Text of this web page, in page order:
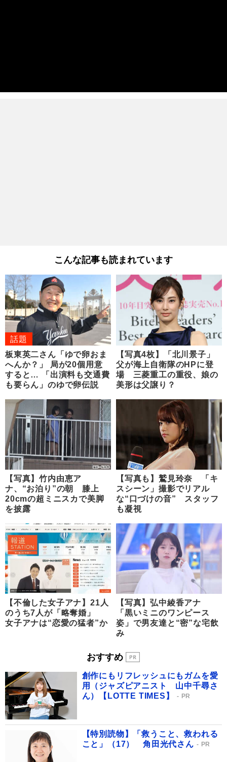
こんな記事も読まれています
話題
板東英二さん「ゆで卵おま
へんか？」 局が20個用意
すると… 「出演料も交通費
も要らん」のゆで卵伝説
【写真4枚】「北川景子」
父が海上自衛隊のHPに登
場 三菱重工の重役、娘の
美形は父譲り？
【写真】竹内由恵ア
ナ、“お泊り”の朝 膝上
20cmの超ミニスカで美脚
を披露
【写真も】鷲見玲奈 「キ
スシーン」撮影でリアル
な“口づけの音” スタッフ
も凝視
【不倫した女子アナ】21人
のうち7人が「略奪婚」
女子アナは“恋愛の猛者”か
【写真】弘中綾香アナ
「黒いミニのワンピース
姿」で男友達と“密”な宅飲
み
おすすめ
創作にもリフレッシュにもガムを愛
用（ジャズピアニスト 山中千尋さ
ん）【LOTTE TIMES】
PR
【特別読物】「救うこと、救われる
こと」（17） 角田光代さん
PR